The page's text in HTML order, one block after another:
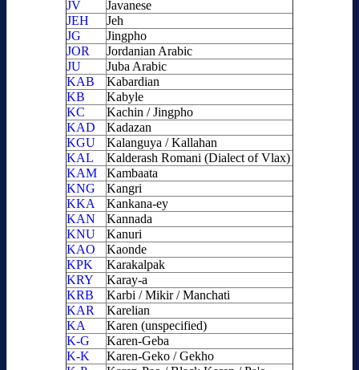
JV
Javanese
JEH
Jeh
JG
Jingpho
JOR
Jordanian Arabic
JU
Juba Arabic
KAB
Kabardian
KB
Kabyle
KC
Kachin / Jingpho
KAD
Kadazan
KGU
Kalanguya / Kallahan
KAL
Kalderash Romani (Dialect of Vlax)
KAM
Kambaata
KNG
Kangri
KKA
Kankana-ey
KAN
Kannada
KNU
Kanuri
KAO
Kaonde
KPK
Karakalpak
KRY
Karay-a
KRB
Karbi / Mikir / Manchati
KAR
Karelian
KA
Karen (unspecified)
K-G
Karen-Geba
K-K
Karen-Geko / Gekho